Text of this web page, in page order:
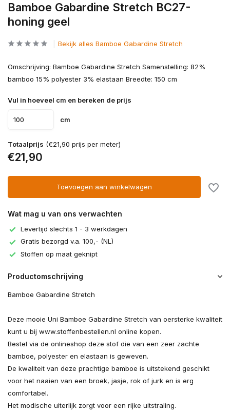
Bamboe Gabardine Stretch BC27-
honing geel
Bekijk alles Bamboe Gabardine Stretch
Omschrijving: Bamboe Gabardine Stretch Samenstelling: 82%
bamboo 15% polyester 3% elastaan Breedte: 150 cm
Vul in hoeveel cm en bereken de prijs
cm
Totaalprijs (€21,90 prijs per meter)
€21,90
Toevoegen aan winkelwagen
Wat mag u van ons verwachten
Levertijd slechts 1 - 3 werkdagen
Gratis bezorgd v.a. 100,- (NL)
Stoffen op maat geknipt
Productomschrijving
Bamboe Gabardine Stretch
Deze mooie Uni Bamboe Gabardine Stretch van oersterke kwaliteit
kunt u bij www.stoffenbestellen.nl online kopen.
Bestel via de onlineshop deze stof die van een zeer zachte
bamboe, polyester en elastaan is geweven.
De kwaliteit van deze prachtige bamboe is uitstekend geschikt
voor het naaien van een broek, jasje, rok of jurk en is erg
comfortabel.
Het modische uiterlijk zorgt voor een rijke uitstraling.